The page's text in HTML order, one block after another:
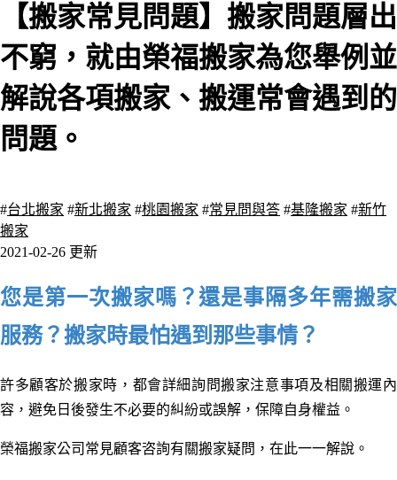
【搬家常見問題】搬家問題層出
不窮，就由榮福搬家為您舉例並
解說各項搬家、搬運常會遇到的
問題。
#台北搬家 #新北搬家 #桃園搬家 #常見問與答 #基隆搬家 #新竹
搬家
2021-02-26 更新
您是第一次搬家嗎？還是事隔多年需搬家
服務？搬家時最怕遇到那些事情 ？
許多顧客於搬家時 ， 都會詳細詢問搬家注意事項及相關搬運內
容，避免日後發生不必要的糾紛或誤解，保障自身權益。
榮福搬家公司常見顧客咨詢有關搬家疑問，在此一一解說。